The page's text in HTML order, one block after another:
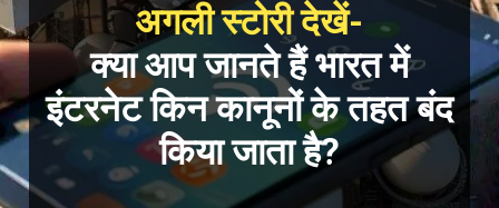
अगली स्टोरी देखें-
क्या आप जानते हैं भारत में
इंटरनेट किन कानूनों के तहत बंद
किया जाता है?